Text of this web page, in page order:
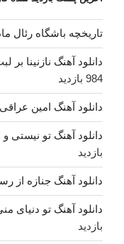
تاریخچه باشگاه رئال
دانلود آهنگ نازنینا
984 بازدید
دانلود آهنگ امین
دانلود آهنگ تو نیستی
بازدید
دانلود آهنگ جنازه از
دانلود آهنگ تو دنیای
بازدید